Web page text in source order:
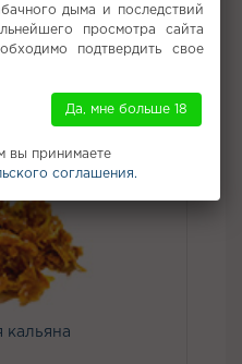
кальяна
дыма и последствий
просмотра сайта
подтвердить свое
Да, мне больше 18
вы принимаете
соглашения.